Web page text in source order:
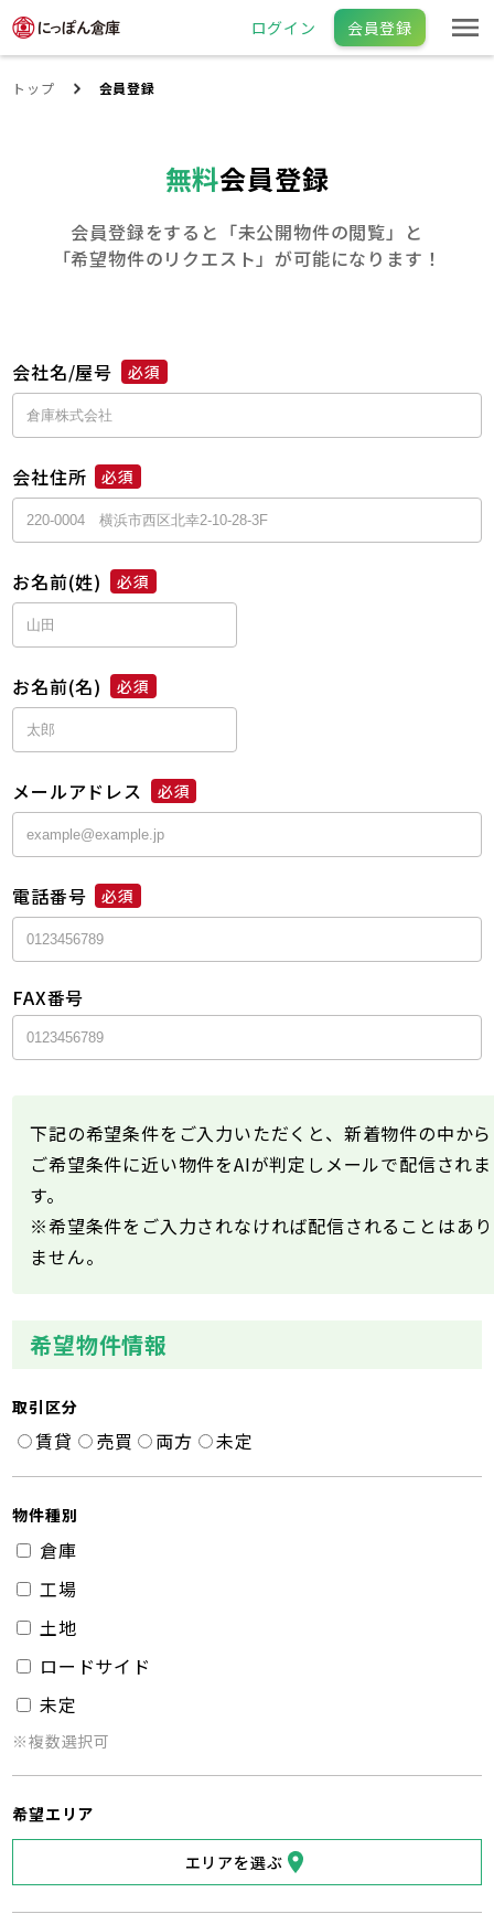
ログイン 会員登録
トップ 会員登録
無料会員登録
会員登録をすると「未公開物件の閲覧」と
「希望物件のリクエスト」が可能になります！
会社名/屋号 必須
会社住所 必須
お名前(姓) 必須
お名前(名) 必須
メールアドレス 必須
電話番号 必須
FAX番号
下記の希望条件をご入力いただくと、新着物件の中から
ご希望条件に近い物件をAIが判定しメールで配信されま
す。
※希望条件をご入力されなければ配信されることはあり
ません。
希望物件情報
取引区分
賃貸 売買 両方 未定
物件種別
倉庫
工場
土地
ロードサイド
未定
※複数選択可
希望エリア
エリアを選ぶ